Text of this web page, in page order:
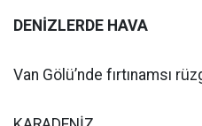
DENİZLERDE HAVA
Van Gölü’nde fırtınamsı